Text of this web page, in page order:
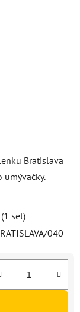
Bratislava
umývačky.
(1 set)
040